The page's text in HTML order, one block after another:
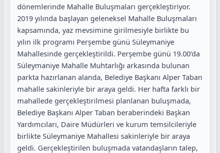
dönemlerinde Mahalle Buluşmaları gerçekleştiriyor.
2019 yılında başlayan geleneksel Mahalle Buluşmaları
kapsamında, yaz mevsimine girilmesiyle birlikte bu
yılın ilk programı Perşembe günü Süleymaniye
Mahallesinde gerçekleştirildi. Perşembe günü 19.00’da
Süleymaniye Mahalle Muhtarlığı arkasında bulunan
parkta hazırlanan alanda, Belediye Başkanı Alper Taban
mahalle sakinleriyle bir araya geldi. Her hafta farklı bir
mahallede gerçekleştirilmesi planlanan buluşmada,
Belediye Başkanı Alper Taban beraberindeki Başkan
Yardımcıları, Daire Müdürleri ve kurum temsilcileriyle
birlikte Süleymaniye Mahallesi sakinleriyle bir araya
geldi. Gerçekleştirilen buluşmada vatandaşların talep,